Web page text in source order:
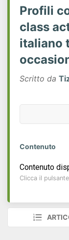
Profili
class
italiano
Scritto da
Contenuto
Contenuto
Clicca il